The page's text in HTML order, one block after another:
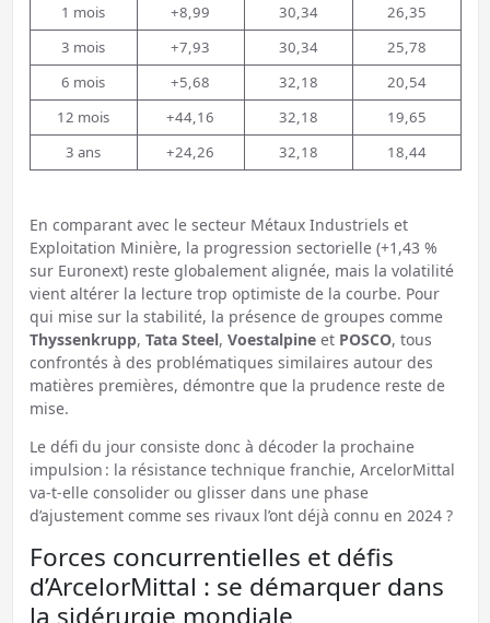
1 mois
+8,99 30,34
26,35
3 mois
+7,93 30,34
25,78
6 mois
+5,68 32,18
20,54
12 mois
+44,16 32,18
19,65
3 ans
+24,26 32,18 18,44
En comparant avec le secteur Métaux Industriels et
Exploitation Minière, la progression sectorielle (+1,43 %
sur Euronext) reste globalement alignée, mais la volatilité
vient altérer la lecture trop optimiste de la courbe. Pour
qui mise sur la stabilité, la présence de groupes comme
Thyssenkrupp, Tata Steel, Voestalpineet POSCO, tous
confrontés à des problématiques similaires autour des
matières premières, démontre que la prudence reste de
mise.
Le défi du jour consiste donc à décoder la prochaine
impulsion : la résistance technique franchie, ArcelorMittal
va-t-elle consolider ou glisser dans une phase
d’ajustement comme ses rivaux l’ont déjà connu en 2024 ?
Forces concurrentielles et défis
d’ArcelorMittal : se démarquer dans
la sidérurgie mondiale